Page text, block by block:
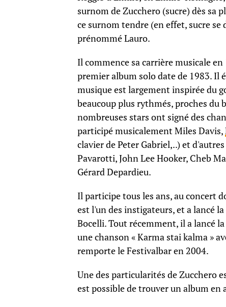
surnom de Zucchero (sucre) dès sa
ce surnom tendre (en effet, sucre
prénommé Lauro.
Il commence sa carrière musicale
premier album solo date de 1983. Il
musique est largement inspirée du
beaucoup plus rythmés, proches
nombreuses stars ont signé des
participé musicalement Miles Davis,
clavier de Peter Gabriel,..) et
Pavarotti, John Lee Hooker, Cheb
Gérard Depardieu.
Il participe tous les ans, au concert
est l'un des instigateurs, et a lancé
Bocelli. Tout récemment, il a lancé
une chanson « Karma stai kalma »
remporte le Festivalbar en 2004.
Une des particularités de Zucchero
est possible de trouver un album en